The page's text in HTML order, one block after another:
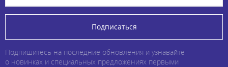
Подписаться
Подпишитесь на последние обновления и узнавайте
о новинках и специальных предложениях первыми